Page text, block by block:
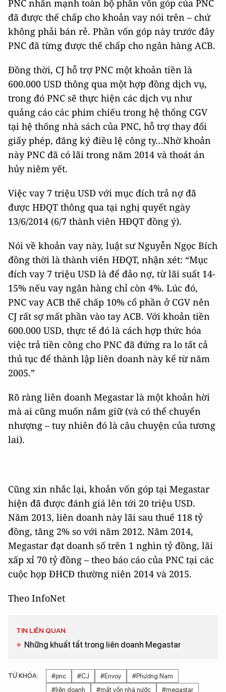
PNC nhấn mạnh toàn bộ phần vốn góp của PNC
đã được thế chấp cho khoản vay nói trên – chứ
không phải bán rẻ. Phần vốn góp này trước đây
PNC đã từng được thế chấp cho ngân hàng ACB.
Đồng thời, CJ hỗ trợ PNC một khoản tiền là
600.000 USD thông qua một hợp đồng dịch vụ,
trong đó PNC sẽ thực hiện các dịch vụ như
quảng cáo các phim chiếu trong hệ thống CGV
tại hệ thống nhà sách của PNC, hỗ trợ thay đổi
giấy phép, đăng ký điều lệ công ty…Nhờ khoản
này PNC đã có lãi trong năm 2014 và thoát án
hủy niêm yết.
Việc vay 7 triệu USD với mục đích trả nợ đã
được HĐQT thông qua tại nghị quyết ngày
13/6/2014 (6/7 thành viên HĐQT đồng ý).
Nói về khoản vay này, luật sư Nguyễn Ngọc Bích
đồng thời là thành viên HĐQT, nhận xét: “Mục
đích vay 7 triệu USD là để đảo nợ, từ lãi suất 14-
15% nếu vay ngân hàng chỉ còn 4%. Lúc đó,
PNC vay ACB thế chấp 10% cổ phần ở CGV nên
CJ rất sợ mất phần vào tay ACB. Với khoản tiền
600.000 USD, thực tế đó là cách hợp thức hóa
việc trả tiền công cho PNC đã đứng ra lo tất cả
thủ tục để thành lập liên doanh này kể từ năm
2005.”
Rõ ràng liên doanh Megastar là một khoản hời
mà ai cũng muốn nắm giữ (và có thể chuyển
nhượng – tuy nhiên đó là câu chuyện của tương
lai).
Cũng xin nhắc lại, khoản vốn góp tại Megastar
hiện đã được đánh giá lên tới 20 triệu USD.
Năm 2013, liên doanh này lãi sau thuế 118 tỷ
đồng, tăng 2% so với năm 2012. Năm 2014,
Megastar đạt doanh số trên 1 nghìn tỷ đồng, lãi
xấp xỉ 70 tỷ đồng – theo báo cáo của PNC tại các
cuộc họp ĐHCĐ thường niên 2014 và 2015.
Theo InfoNet
TIN LIÊN QUAN
Những khuất tất trong liên doanh Megastar
TỪ KHÓA: #pnc #CJ #Envoy
#Phương Nam
#liên doanh
#mất vốn nhà nước #megastar